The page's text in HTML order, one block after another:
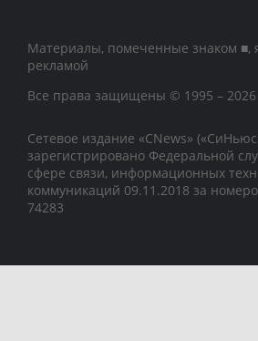
Материалы, помеченные знаком ■,
рекламой
Все права защищены © 1995 – 2026
Сетевое издание «CNews»
зарегистрировано Федеральной
сфере связи, информационных
коммуникаций 09.11.2018 за
74283